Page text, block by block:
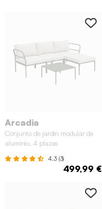
Arcadia
Conjunto de jardín modular de
aluminio, 4 plazas
4.3 (3)
499,99 €